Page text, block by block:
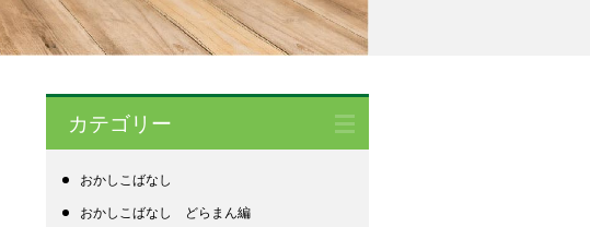
カテゴリー
おかしこばなし
おかしこばなし どらまん編